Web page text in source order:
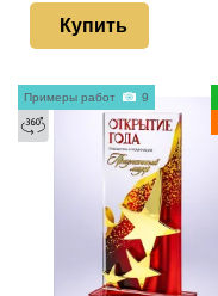
Купить
Примеры работ 9